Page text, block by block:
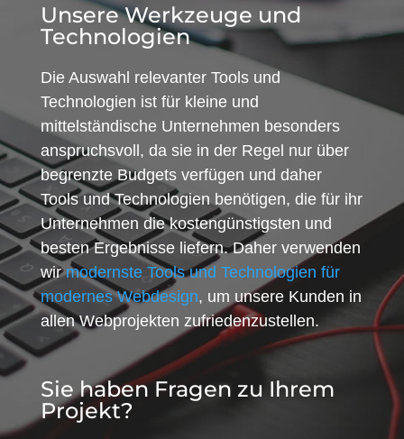
Unsere Werkzeuge und
Technologien
Die Auswahl relevanter Tools und
Technologien ist für kleine und
mittelständische Unternehmen besonders
anspruchsvoll, da sie in der Regel nur über
begrenzte Budgets verfügen und daher
Tools und Technologien benötigen, die für ihr
Unternehmen die kostengünstigsten und
besten Ergebnisse liefern. Daher verwenden
wirmodernste Tools und Technologien für
modernes Webdesign, um unsere Kunden in
allen Webprojekten zufriedenzustellen.
Sie haben Fragen zu Ihrem
Projekt?